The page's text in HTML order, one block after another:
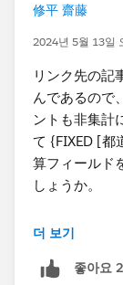
ます。
＜手順3＞
ません。
base_latitude
COUNT［店
いと出てきて
ピルの配置の
ようにしてみ
の理解とし
修平 齋藤
2024년 5월 13일
リンク先の記
んであるので
ントも非集計
て {FIXED [都
算フィールド
しょうか。
なお、強制的
したが、現在
더 보기
좋아요